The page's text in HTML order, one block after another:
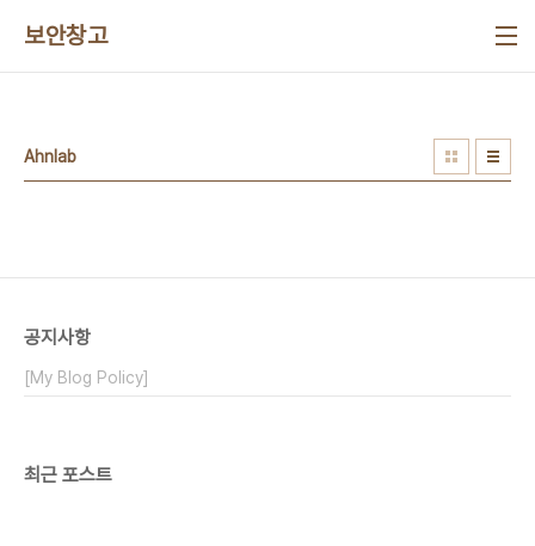
보안창고
Ahnlab
공지사항
[My Blog Policy]
최근 포스트